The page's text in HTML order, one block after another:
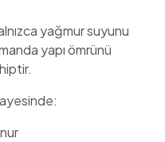
yağmur suyunu
yapı ömrünü